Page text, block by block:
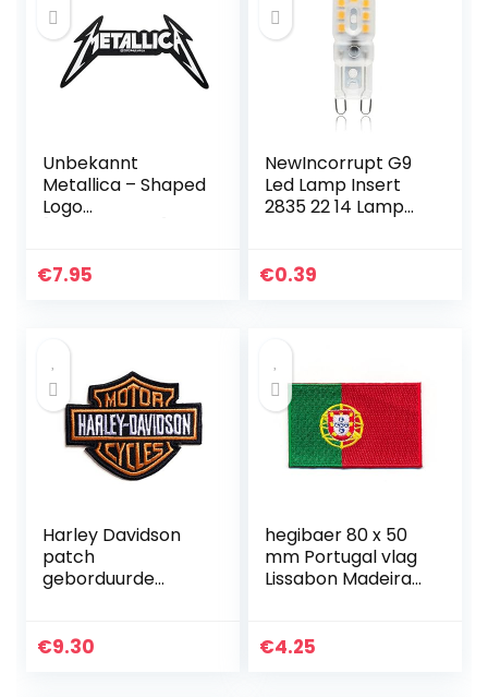
Unbekannt
Metallica – Shaped
Logo
zwart, S
€7.95
NewIncorrupt G9
Led Lamp Insert
2835 22 14 Lamp
Wit Plastic Shell
€0.39
Harley Davidson
patch
geborduurde
ijzer/naaien op
€9.30
hegibaer 80 x 50
mm Portugal vlag
Lissabon Madeira
€4.25